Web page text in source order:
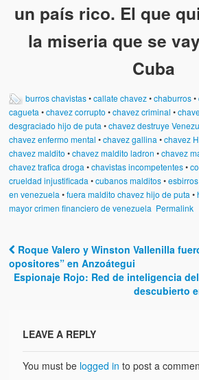
un país rico. El que
la miseria que se
Cuba
burros chavistas•callate chavez•chaburros•
cagueta •chavez corrupto •chavez criminal •
desgraciado hijo de puta •chavez destruye
chavez enfermo mental •chavez gallina •chavez
chavez maldito •chavez maldito ladron •chavez
chavez trafica droga •chavistas incompetentes•
crueldad injustificada •cubanos malditos•
en venezuela •fuera maldito chavez hijo de puta •
mayor crimen financiero de venezuela Permalink
Post navigation
Roque Valero y Winston Vallenilla
opositores” en Anzoátegui
Espionaje Rojo: Red de inteligencia
descubierto
LEAVE A REPLY
You must be logged in to post a